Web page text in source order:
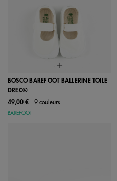
BOSCO BAREFOOT BALLERINE TOILE
DREC®
49,00 €
9 couleurs
BAREFOOT